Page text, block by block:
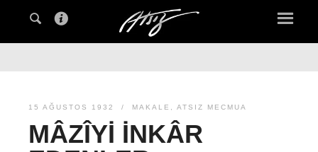
15 AĞUSTOS 1932 MAKALE , ATSIZ MECMUA
MÂZÎYI İNKÂR